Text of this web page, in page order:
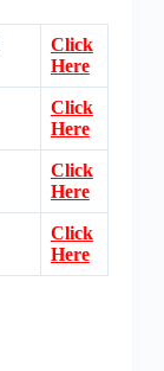
Click
Here
Click
Here
Click
Here
Click
Here